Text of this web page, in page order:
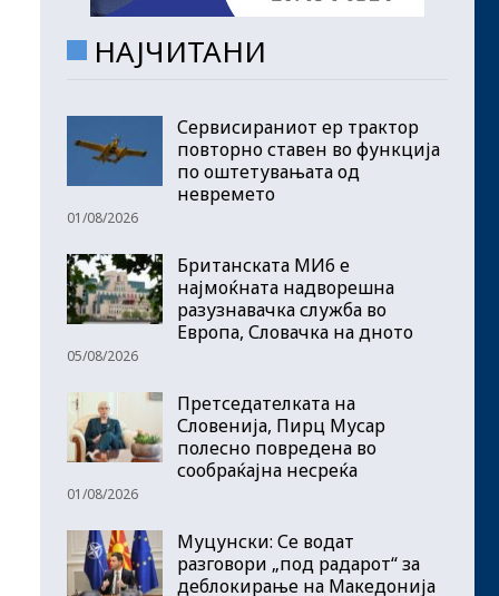
НАЈЧИТАНИ
Сервисираниот ер трактор
повторно ставен во функција
по оштетувањата од
невремето
01/08/2026
Британската МИ6 е
најмоќната надворешна
разузнавачка служба во
Европа, Словачка на дното
05/08/2026
Претседателката на
Словенија, Пирц Мусар
полесно повредена во
сообраќајна несреќа
01/08/2026
Муцунски: Се водат
разговори „под радарот“ за
деблокирање на Македонија